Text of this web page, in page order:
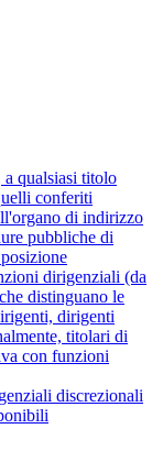
qualsiasi titolo
conferiti
di indirizzo
pubbliche di
dirigenziali (da
distinguano le
dirigenti
titolari di
con funzioni
discrezionali